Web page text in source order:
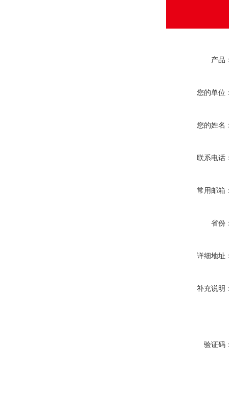
产品
您的单位
您的姓名
联系电话
常用邮箱
省份
详细地址
补充说明
验证码